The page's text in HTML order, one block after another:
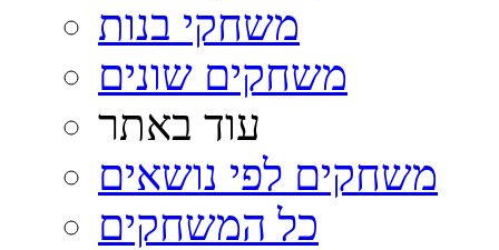
משחקי בנות
משחקים שונים
עוד באתר
משחקים לפי נושאים
כל המשחקים